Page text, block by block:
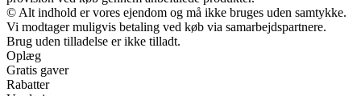
© Alt indhold er vores ejendom og må ikke bruges uden samtykke.
Vi modtager muligvis betaling ved køb via samarbejdspartnere.
Brug uden tilladelse er ikke tilladt.
Oplæg
Gratis gaver
Rabatter